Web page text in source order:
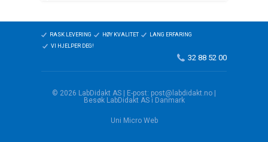
RASK LEVERING HØY KVALITET
LANG ERFARING
VI HJELPER DEG!
32 88 52 00
© 2026 LabDidakt AS | E-post: post@labdidakt.no |
Besøk LabDidakt AS i Danmark
Uni Micro Web